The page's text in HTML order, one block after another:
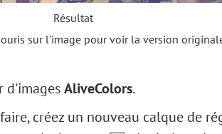
Résultat
sur l'image pour voir la version
d'imagesAliveColors.
créez un nouveau calque de